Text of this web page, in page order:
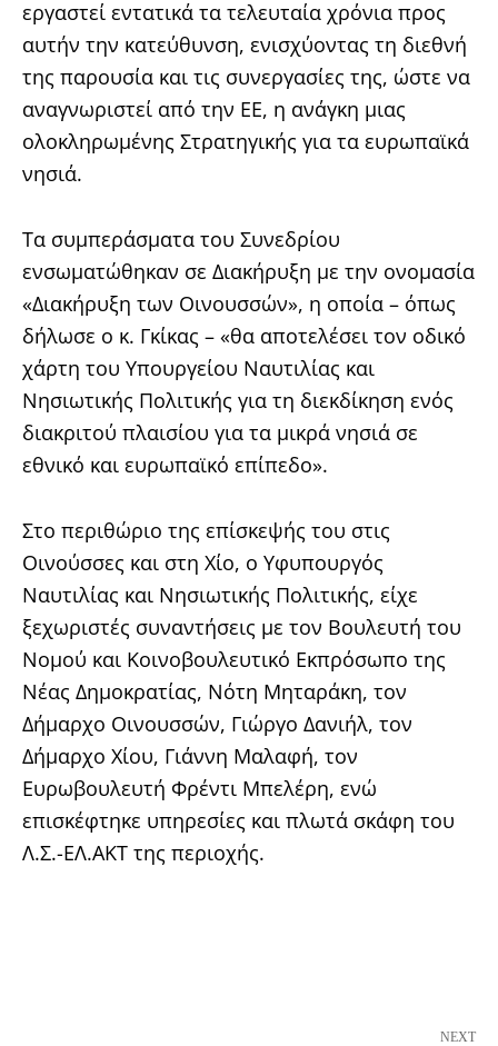
εργαστεί εντατικά τα τελευταία χρόνια προς
αυτήν την κατεύθυνση, ενισχύοντας τη διεθνή
της παρουσία και τις συνεργασίες της, ώστε να
αναγνωριστεί από την ΕΕ, η ανάγκη μιας
ολοκληρωμένης Στρατηγικής για τα ευρωπαϊκά
νησιά.
Τα συμπεράσματα του Συνεδρίου
ενσωματώθηκαν σε Διακήρυξη με την ονομασία
«Διακήρυξη των Οινουσσών», η οποία – όπως
δήλωσε ο κ. Γκίκας – «θα αποτελέσει τον οδικό
χάρτη του Υπουργείου Ναυτιλίας και
Νησιωτικής Πολιτικής για τη διεκδίκηση ενός
διακριτού πλαισίου για τα μικρά νησιά σε
εθνικό και ευρωπαϊκό επίπεδο».
Στο περιθώριο της επίσκεψής του στις
Οινούσσες και στη Χίο, ο Υφυπουργός
Ναυτιλίας και Νησιωτικής Πολιτικής, είχε
ξεχωριστές συναντήσεις με τον Βουλευτή του
Νομού και Κοινοβουλευτικό Εκπρόσωπο της
Νέας Δημοκρατίας, Νότη Μηταράκη, τον
Δήμαρχο Οινουσσών, Γιώργο Δανιήλ, τον
Δήμαρχο Χίου, Γιάννη Μαλαφή, τον
Ευρωβουλευτή Φρέντι Μπελέρη, ενώ
επισκέφτηκε υπηρεσίες και πλωτά σκάφη του
Λ.Σ.-ΕΛ.ΑΚΤ της περιοχής.
NEXT